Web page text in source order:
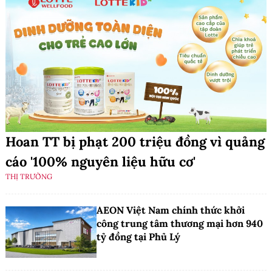
Hoan TT bị phạt 200 triệu đồng vì quảng
cáo '100% nguyên liệu hữu cơ'
THỊ TRƯỜNG
AEON Việt Nam chính thức khởi
công trung tâm thương mại hơn 940
tỷ đồng tại Phủ Lý